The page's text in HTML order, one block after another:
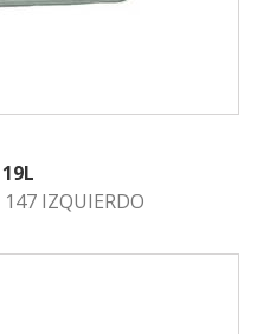
IZQUIERDO